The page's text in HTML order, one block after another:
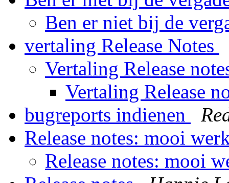
Ben er niet bij de
vertaling Release Notes
Vertaling Release
Vertaling Release
bugreports indienen
Release notes: mooi
Release notes: mooi